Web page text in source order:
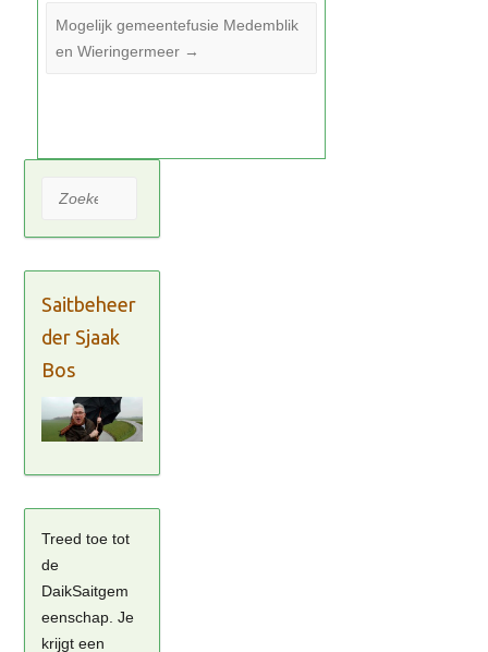
Mogelijk gemeentefusie Medemblik
en Wieringermeer →
Zoeken
Saitbeheer
der Sjaak
Bos
Treed toe tot
de
DaikSaitgem
eenschap. Je
krijgt een